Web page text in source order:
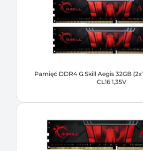
Pamięć DDR4 G.Skill Aegis 32GB
CL16 1,35V